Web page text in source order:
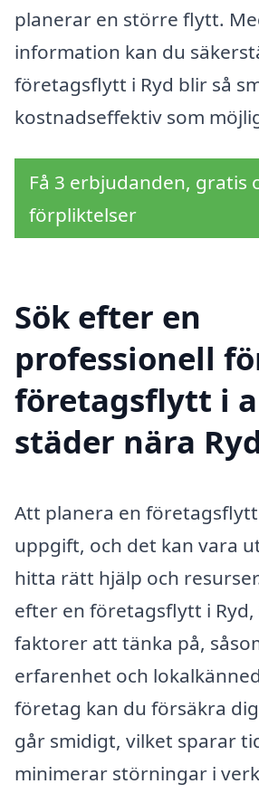
planerar en större flytt.
information kan du
företagsflytt i Ryd blir så
kostnadseffektiv som
Få 3 erbjudanden, gratis
förpliktelser
Sök efter en
professionell
företagsflytt i
städer nära
Att planera en
uppgift, och det kan vara
hitta rätt hjälp och
efter en företagsflytt i
faktorer att tänka på,
erfarenhet och
företag kan du försäkra
går smidigt, vilket sparar
minimerar störningar i